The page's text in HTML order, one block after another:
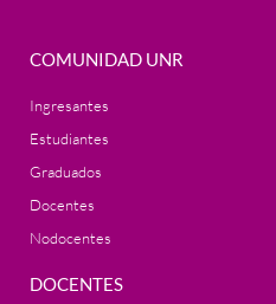
COMUNIDAD UNR
Ingresantes
Estudiantes
Graduados
Docentes
Nodocentes
DOCENTES